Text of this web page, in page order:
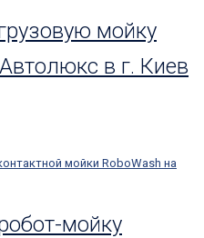
мойку
в г. Киев
мойку